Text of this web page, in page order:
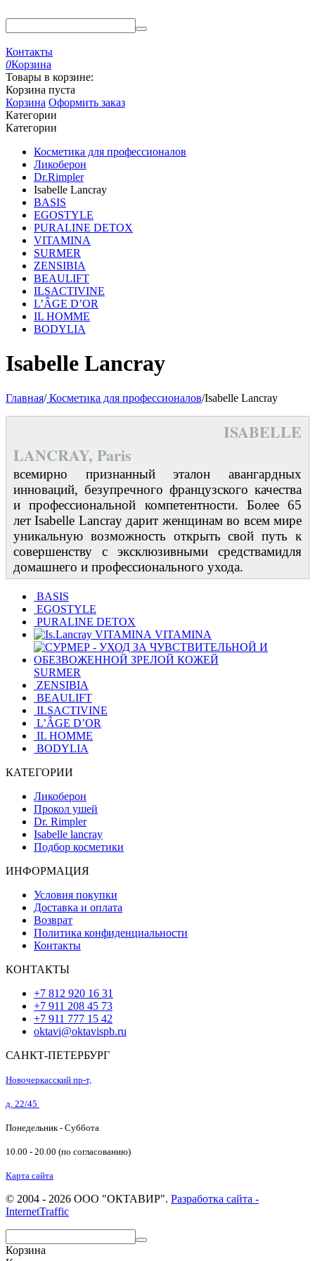
Контакты
0Корзина
Товары в корзине:
Корзина пуста
Корзина Оформить заказ
Категории
Категории
Косметика для профессионалов
Ликоберон
Dr.Rimpler
Isabelle Lancray
BASIS
EGOSTYLE
PURALINE DETOX
VITAMINA
SURMER
ZENSIBIA
BEAULIFT
ILSACTIVINE
L’ÂGE D’OR
IL HOMME
BODYLIA
Isabelle Lancray
Главная/Косметика для профессионалов/Isabelle Lancray
ISABELLE
LANCRAY, Paris
всемирно признанный эталон авангардных
инноваций, безупречного французского качества
и профессиональной компетентности. Более 65
лет Isabelle Lancray дарит женщинам во всем мире
уникальную возможность открыть свой путь к
совершенству с эксклюзивными средствамидля
домашнего и профессионального ухода.
BASIS
EGOSTYLE
PURALINE DETOX
VITAMINA
SURMER
ZENSIBIA
BEAULIFT
ILSACTIVINE
L’ÂGE D’OR
IL HOMME
BODYLIA
КАТЕГОРИИ
Ликоберон
Прокол ушей
Dr. Rimpler
Isabelle lancray
Подбор косметики
ИНФОРМАЦИЯ
Условия покупки
Доставка и оплата
Возврат
Политика конфиденциальности
Контакты
КОНТАКТЫ
+7 812 920 16 31
+7 911 208 45 73
+7 911 777 15 42
oktavi@oktavispb.ru
САНКТ-ПЕТЕРБУРГ
Новочеркасский пр-т,
д. 22/45
Понедельник - Суббота
10.00 - 20.00 (по согласованию)
Карта сайта
© 2004 - 2026 ООО "ОКТАВИР". Разработка сайта -
InternetTraffic
Корзина